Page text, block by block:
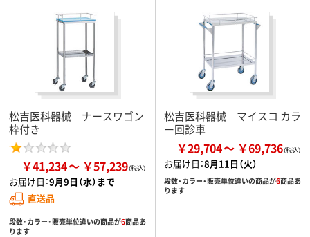
松吉医科器械 ナースワゴン
枠付き
￥41,234 ￥57,239
お届け日：9月9日（水）まで
直送品
段数・カラー・販売単位違いの商品が6商品あ
ります
松吉医科器械 マイスコ カラ
ー回診車
￥29,704 ￥69,736
お届け日：8月11日（火）
段数・カラー・販売単位違いの商品が6商品あ
ります